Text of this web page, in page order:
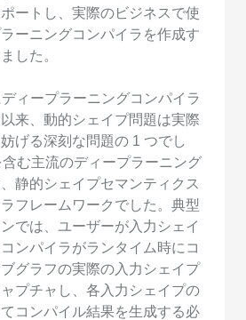
ートし、実際のビジネスで使
ーニングコンパイラを作成す
した。
ィープラーニングコンパイラ
来、動的シェイプ問題は実際
げる深刻な問題の 1 つでし
む主流のディープラーニング
静的シェイプセマンティクス
フレームワークでした。典型
では、ユーザーが入力シェイ
ンパイラがランタイム時にコ
グラフの実際の入力シェイプ
プチャし、各入力シェイプの
コンパイル結果を生成する必